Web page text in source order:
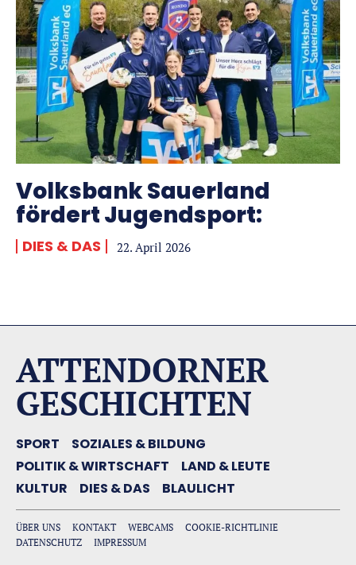
Volksbank Sauerland
fördert Jugendsport:
DIES & DAS 22. April 2026
ATTENDORNER
GESCHICHTEN
SPORT
SOZIALES & BILDUNG
POLITIK & WIRTSCHAFT
LAND & LEUTE
KULTUR
DIES & DAS BLAULICHT
ÜBER UNS KONTAKT WEBCAMS
COOKIE-RICHTLINIE
DATENSCHUTZ
IMPRESSUM